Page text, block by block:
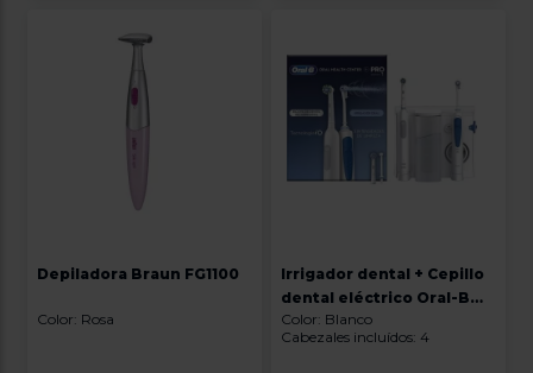
Depiladora Braun FG1100
Color: Rosa
Irrigador dental + Cepillo
dental eléctrico Oral-B
Dental CENTRE PRO 1 +
OXYJET
Color: Blanco
Cabezales incluídos: 4